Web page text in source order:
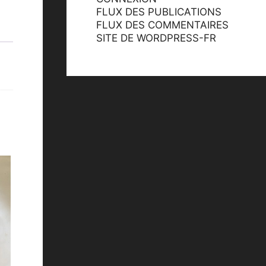
FLUX DES PUBLICATIONS
FLUX DES COMMENTAIRES
SITE DE WORDPRESS-FR